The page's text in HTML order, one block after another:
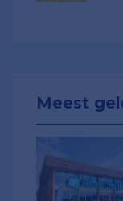
Meest